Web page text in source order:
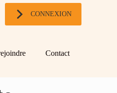
CONNEXION
Contact